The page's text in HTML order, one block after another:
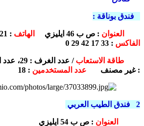
العنوان : ص ب 46 ايليزي الهاتف :
21 22 42 29 0
الفاكس : 33 17 42 29 0
طاقة الاستعاب / عدد الغرف : 29، عدد الاسرة : 50
: غير مصنف عدد المستخدمين : 18
2 فندق الطيب العربي
العنوان : ص ب 54 ايليزي